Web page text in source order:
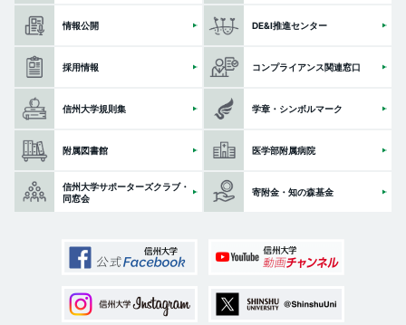
情報公開 DE&I推進センター
採用情報 コンプライアンス関連窓口
信州大学規則集 学章・シンボルマーク
附属図書館 医学部附属病院
信州大学サポーターズクラブ・
同窓会
寄附金・知の森基金